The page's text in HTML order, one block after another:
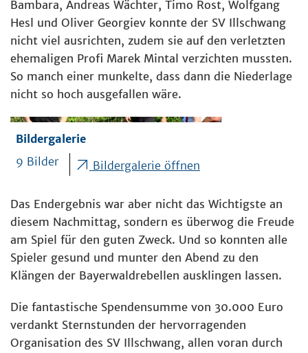
Bambara, Andreas Wächter, Timo Rost, Wolfgang
Hesl und Oliver Georgiev konnte der SV Illschwang
nicht viel ausrichten, zudem sie auf den verletzten
ehemaligen Profi Marek Mintal verzichten mussten.
So manch einer munkelte, dass dann die Niederlage
nicht so hoch ausgefallen wäre.
Bildergalerie
9 Bilder
Bildergalerie öffnen
Das Endergebnis war aber nicht das Wichtigste an
diesem Nachmittag, sondern es überwog die Freude
am Spiel für den guten Zweck. Und so konnten alle
Spieler gesund und munter den Abend zu den
Klängen der Bayerwaldrebellen ausklingen lassen.
Die fantastische Spendensumme von 30.000 Euro
verdankt Sternstunden der hervorragenden
Organisation des SV Illschwang, allen voran durch